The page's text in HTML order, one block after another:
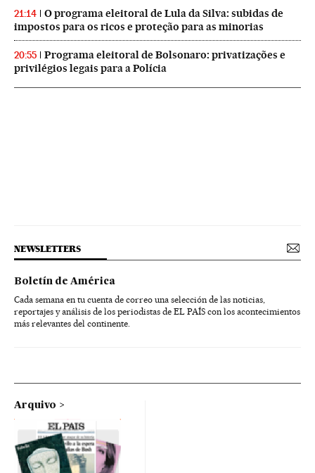
21:14
O programa eleitoral de Lula da Silva: subidas de
impostos para os ricos e proteção para as minorias
20:55
Programa eleitoral de Bolsonaro: privatizações e
privilégios legais para a Polícia
NEWSLETTERS
Boletín de América
Cada semana en tu cuenta de correo una selección de las noticias,
reportajes y análisis de los periodistas de EL PAÍS con los acontecimientos
más relevantes del continente.
Arquivo